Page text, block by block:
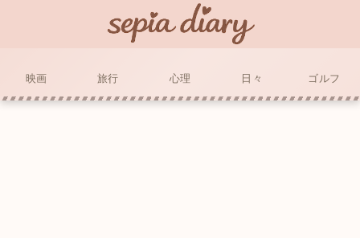
映画 旅行 心理 日々 ゴルフ